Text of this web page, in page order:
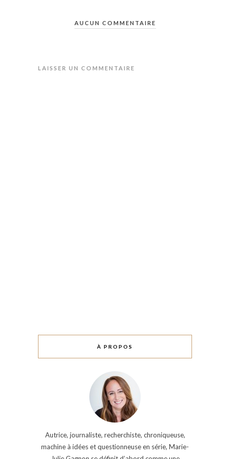
AUCUN COMMENTAIRE
LAISSER UN COMMENTAIRE
À PROPOS
Autrice, journaliste, recherchiste, chroniqueuse,
machine à idées et questionneuse en série, Marie-